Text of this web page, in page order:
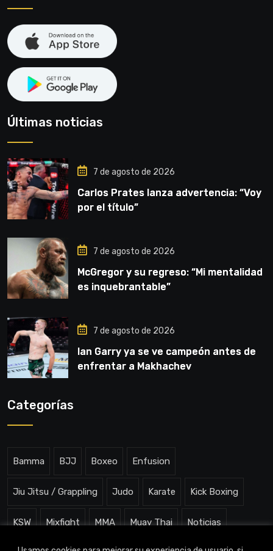
Últimas noticias
7 de agosto de 2026
Carlos Prates lanza advertencia: “Voy
por el título”
7 de agosto de 2026
McGregor y su regreso: “Mi mentalidad
es inquebrantable”
7 de agosto de 2026
Ian Garry ya se ve campeón antes de
enfrentar a Makhachev
Categorías
Bamma BJJ Boxeo Enfusion
Jiu Jitsu / Grappling Judo Karate Kick Boxing
KSW Mixfight MMA Muay Thai Noticias